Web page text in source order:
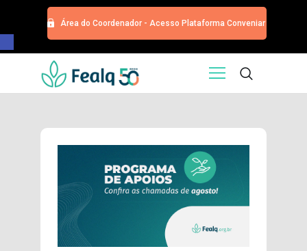
Barra de Ferramentas Aberta
Área do Coordenador - Acesso Plataforma Conveniar
HOME
EDITORA
PROGRAMA DE APOIOS
TRABALHE CONOSCO
NOTÍCIAS
CONTATO
ESPECIALIZAÇÕES USP